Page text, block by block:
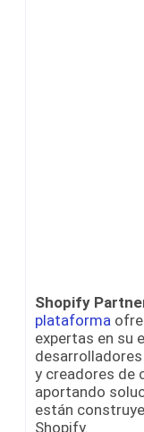
Shopify
plataforma
expertas en su
y creadores de
aportando
están
Shopify.